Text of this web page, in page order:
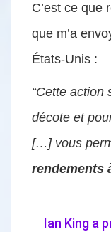
C’est ce que
que m’a
États-Unis :
“Cette action
décote et
[…] vous
rendements
Ian King a